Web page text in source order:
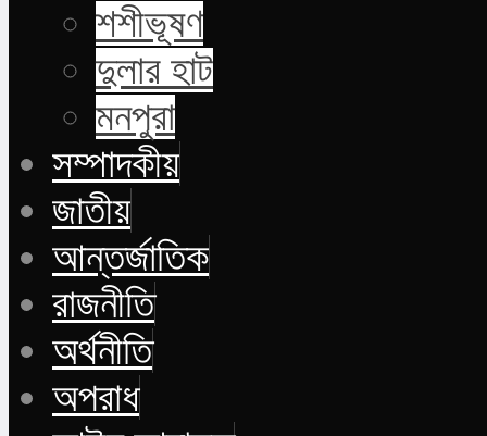
শশীভূষণ
দুলার হাট
মনপুরা
সম্পাদকীয়
জাতীয়
আন্তর্জাতিক
রাজনীতি
অর্থনীতি
অপরাধ